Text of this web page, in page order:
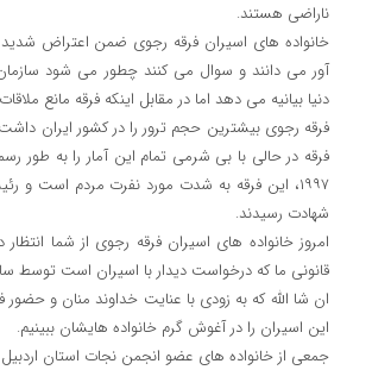
ناراضی هستند.
خانواده های اسیران فرقه رجوی ضمن اعتراض
آور می دانند و سوال می کنند چطور می شود
دنیا بیانیه می دهد اما در مقابل اینکه فرقه مانع
فرقه در حالی با بی شرمی تمام این آمار را به طور
۱۹۹۷، این فرقه به شدت مورد نفرت مردم است و
شهادت رسیدند.
امروز خانواده های اسیران فرقه رجوی از شما
قانونی ما که درخواست دیدار با اسیران است
ان شا الله که به زودی با عنایت خداوند منان و
این اسیران را در آغوش گرم خانواده هایشان ببینیم.
جمعی از خانواده های عضو انجمن نجات استان اردبیل